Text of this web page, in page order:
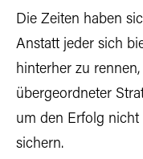
Die Zeiten haben
Anstatt jeder sich
hinterher zu
übergeordneter
um den Erfolg
sichern.